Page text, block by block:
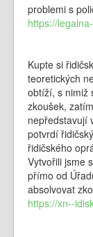
problemi s
https://
Kupte si
teoretických
obtíží, s nimiž
zkoušek,
nepředstavují
potvrdí
řidičského
Vytvořili jsme
přímo od
absolvovat
https://xn--